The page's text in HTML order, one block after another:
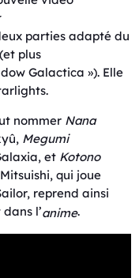
parties adapté du
plus
Galactica »). Elle
nommer Nana
Megumi
et Kotono
qui joue
reprend ainsi
l’anime.